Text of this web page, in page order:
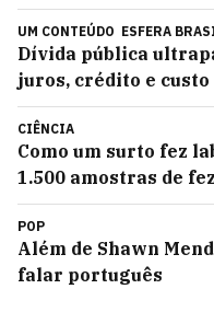
UM CONTEÚDO ESFERA
Dívida pública
juros, crédito e custo
CIÊNCIA
Como um surto fez
1.500 amostras de
POP
Além de Shawn
falar português